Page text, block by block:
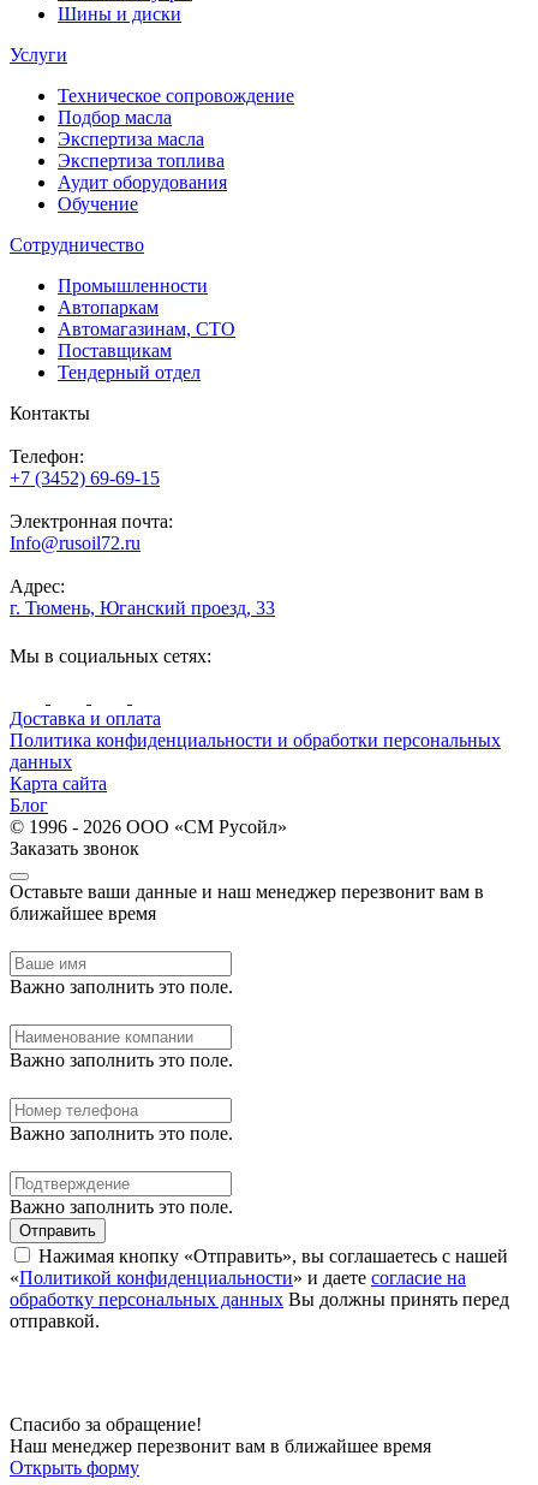
Шины и диски
Услуги
Техническое сопровождение
Подбор масла
Экспертиза масла
Экспертиза топлива
Аудит оборудования
Обучение
Сотрудничество
Промышленности
Автопаркам
Автомагазинам, СТО
Поставщикам
Тендерный отдел
Контакты
Телефон:
+7 (3452) 69-69-15
Электронная почта:
Info@rusoil72.ru
Адрес:
г. Тюмень, Юганский проезд, 33
Мы в социальных сетях:
Доставка и оплата
Политика конфиденциальности и обработки персональных
данных
Карта сайта
Блог
© 1996 - 2026 ООО «СМ Русойл»
Заказать звонок
Оставьте ваши данные и наш менеджер перезвонит вам в
ближайшее время
Важно заполнить это поле.
Важно заполнить это поле.
Важно заполнить это поле.
Важно заполнить это поле.
Отправить
Нажимая кнопку «Отправить», вы соглашаетесь с нашей
«Политикой конфиденциальности» и даете согласие на
обработку персональных данных Вы должны принять перед
отправкой.
Спасибо за обращение!
Наш менеджер перезвонит вам в ближайшее время
Открыть форму